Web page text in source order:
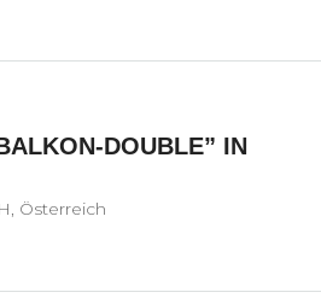
DOUBLE” IN
Österreich